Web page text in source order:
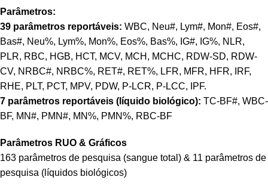
Parâmetros:
39 parâmetros reportáveis: WBC, Neu#, Lym#, Mon#, Eos#,
Bas#, Neu%, Lym%, Mon%, Eos%, Bas%, IG#, IG%, NLR,
PLR, RBC, HGB, HCT, MCV, MCH, MCHC, RDW-SD, RDW-
CV, NRBC#, NRBC%, RET#, RET%, LFR, MFR, HFR, IRF,
RHE, PLT, PCT, MPV, PDW, P-LCR, P-LCC, IPF.
7 parâmetros reportáveis (líquido biológico): TC-BF#, WBC-
BF, MN#, PMN#, MN%, PMN%, RBC-BF
Parâmetros RUO & Gráficos
163 parâmetros de pesquisa (sangue total) & 11 parâmetros de
pesquisa (líquidos biológicos)